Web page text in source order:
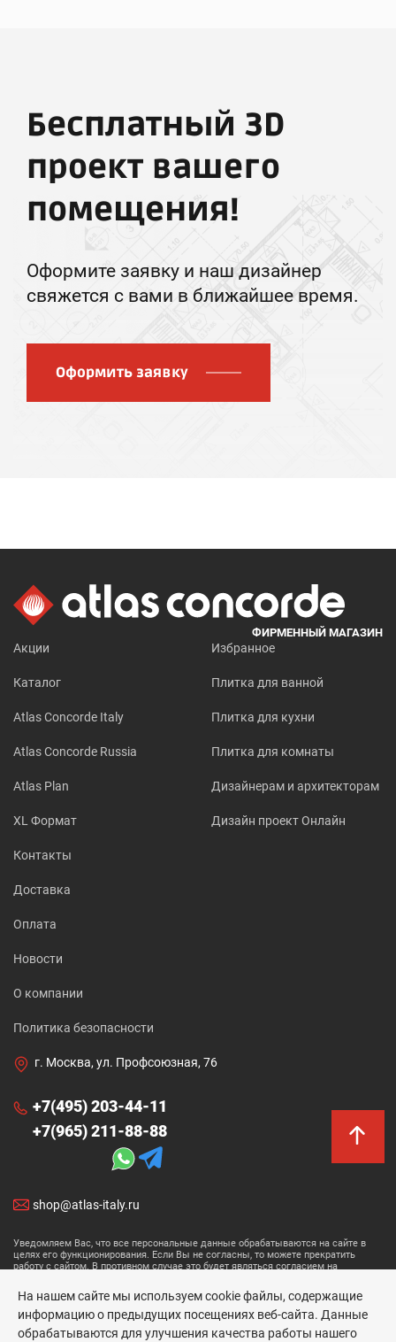
Бесплатный 3D
проект вашего
помещения!
Оформите заявку и наш дизайнер
свяжется с вами в ближайшее время.
Оформить заявку
ФИРМЕННЫЙ МАГАЗИН
Акции
Каталог
Atlas Concorde Italy
Atlas Concorde Russia
Atlas Plan
XL Формат
Избранное
Плитка для ванной
Плитка для кухни
Плитка для комнаты
Дизайнерам и архитекторам
Дизайн проект Онлайн
Контакты
Доставка
Оплата
Новости
О компании
Политика безопасности
г. Москва, ул. Профсоюзная, 76
+7(495) 203-44-11
+7(965) 211-88-88
shop@atlas-italy.ru
Уведомляем Вас, что все персональные данные обрабатываются на сайте в
целях его функционирования. Если Вы не согласны, то можете прекратить
работу с сайтом. В противном случае это будет являться согласием на
Размещенные данные носят информационный характер и не являются
публичной офертой.
Atlas Concorde © 2026
На нашем сайте мы используем cookie файлы, содержащие
информацию о предыдущих посещениях веб-сайта. Данные
обрабатываются для улучшения качества работы нашего